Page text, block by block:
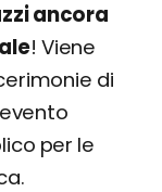
ancora
! Viene
di
per le